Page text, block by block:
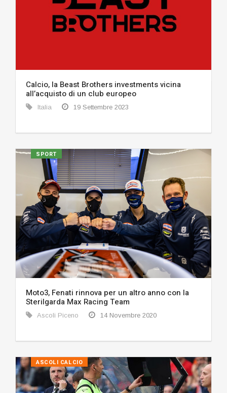
Calcio, la Beast Brothers investments vicina
all’acquisto di un club europeo
Italia 19 Settembre 2023
SPORT
Moto3, Fenati rinnova per un altro anno con la
Sterilgarda Max Racing Team
Ascoli Piceno 14 Novembre 2020
ASCOLI CALCIO